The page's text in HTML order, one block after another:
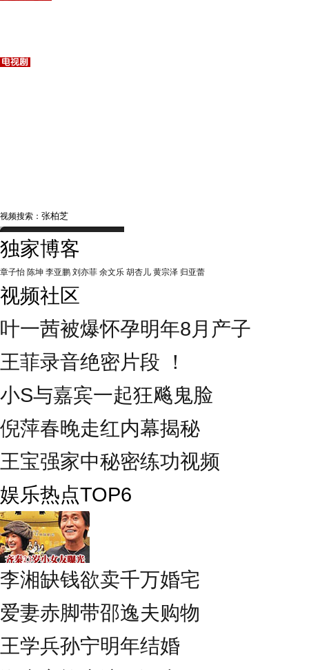
视频搜索：
独家博客
章子怡 陈坤 李亚鹏 刘亦菲 余文乐 胡杏儿 黄宗泽 归亚蕾
视频社区
叶一茜被爆怀孕明年8月产子
王菲录音绝密片段 ！
小S与嘉宾一起狂飚鬼脸
倪萍春晚走红内幕揭秘
王宝强家中秘密练功视频
娱乐热点TOP6
李湘缺钱欲卖千万婚宅
爱妻赤脚带邵逸夫购物
王学兵孙宁明年结婚